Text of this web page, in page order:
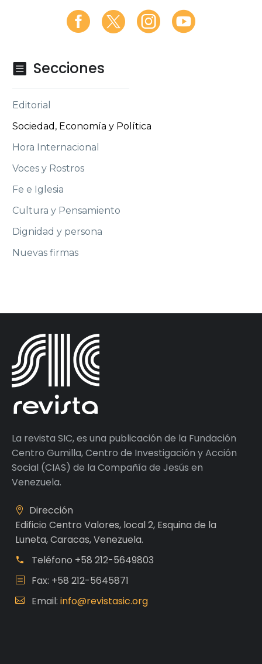
 Secciones
Editorial
Sociedad, Economía y Política
Hora Internacional
Voces y Rostros
Fe e Iglesia
Cultura y Pensamiento
Dignidad y persona
Nuevas firmas
La revista SIC, es una publicación de la Fundación
Centro Gumilla, Centro de Investigación y Acción
Social (CIAS) de la Compañía de Jesús en
Venezuela.
Dirección
Edificio Centro Valores, local 2, Esquina de la
Luneta, Caracas, Venezuela.
Teléfono +58 212-5649803
Fax: +58 212-5645871
Email: info@revistasic.org